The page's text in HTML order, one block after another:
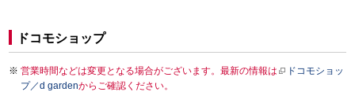
ドコモショップ
営業時間などは変更となる場合がございます。最新の情報は
ドコモショッ
プ／d gardenからご確認ください。